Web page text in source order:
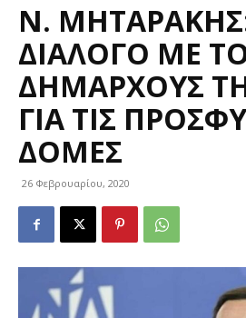
N.
ΔΙΆΛΟΓΟ ΜΕ
ΔΗΜΆΡΧΟΥΣ
ΓΙΑ ΤΙΣ
ΔΟΜΈΣ
26 Φεβρουαρίου, 2020